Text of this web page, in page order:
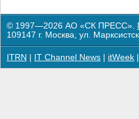
© 1997—2026 АО «СК ПРЕСС».
109147 г. Москва, ул.
ITRN IT Channel News itWeek